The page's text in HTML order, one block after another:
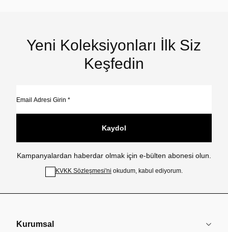
Yeni Koleksiyonları İlk Siz
Keşfedin
Kaydol
Kampanyalardan haberdar olmak için e-bülten abonesi olun.
KVKK Sözleşmesi'ni okudum, kabul ediyorum.
Kurumsal